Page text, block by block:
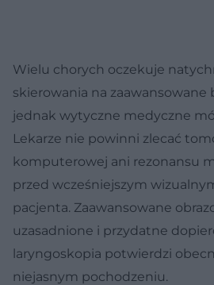
Wielu chorych oczekuje
skierowania na zaawansowane
jednak wytyczne medyczne
Lekarze nie powinni zlecać
komputerowej ani rezonansu
przed wcześniejszym
pacjenta. Zaawansowane
uzasadnione i przydatne
laryngoskopia potwierdzi
niejasnym pochodzeniu.